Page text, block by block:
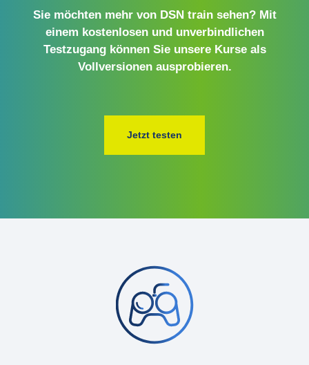
Sie möchten mehr von DSN train sehen? Mit
einem kostenlosen und unverbindlichen
Testzugang können Sie unsere Kurse als
Vollversionen ausprobieren.
Jetzt testen